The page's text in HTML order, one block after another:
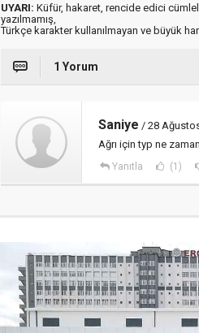
UYARI: Küfür, hakaret, rencide edici
yazılmamış,
Türkçe karakter kullanılmayan ve büyük
1 Yorum
Saniye / 28
Ağrı için typ ne
Yanıtla (1)